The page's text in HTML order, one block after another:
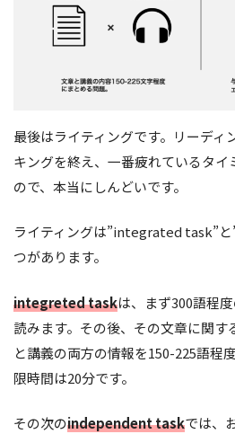
最後はライティングです。リーディ
キングを終え、一番疲れているタイ
ので、本当にしんどいです。
ライティングは”integrated task”
つがあります。
integreted taskは、まず300語程
読みます。その後、その文章に関す
と講義の両方の情報を150-225語程
限時間は20分です。
その次のindependent taskでは、